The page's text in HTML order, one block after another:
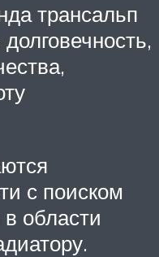
трансальп
с поиском
области